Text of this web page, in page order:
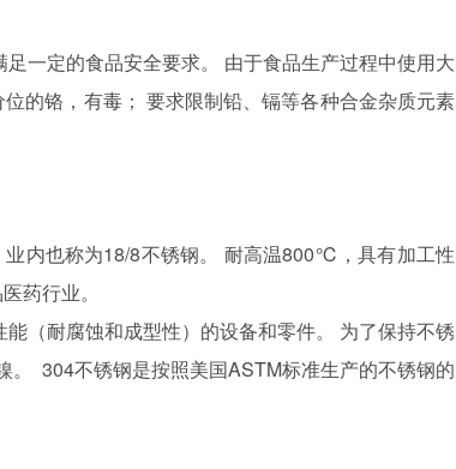
一定的食品安全要求。 由于食品生产过程中使用大
的铬，有毒； 要求限制铅、镉等各种合金杂质元素
内也称为18/8不锈钢。 耐高温800℃，具有加工性
药行业。
（耐腐蚀和成型性）的设备和零件。 为了保持不锈
304不锈钢是按照美国ASTM标准生产的不锈钢的